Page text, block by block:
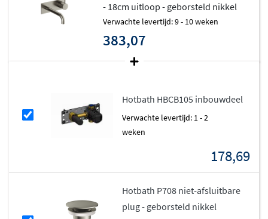
Deze kraan is ook plumber friendly
ontworpen. Dankzij
de innovatieve technieken van Hotbath kan de kraan
snel en eenvoudig worden geïnstalleerd, wat zorgt voor
tijd- en kostenbesparing. Dit maakt het product geliefd
Net als alle Hotbath-producten is de CB106EXT uitvoerig
gecontroleerd door de Belgische beroepsvereniging
hoogste normen op het gebied van drinkwaterveiligheid
en duurzaamheid, en het product is voorzien van het
Hydrocheck keuringscertificaat.
De kraan is ook perfect te combineren met andere
- 18cm uitloop - geborsteld nikkel
Verwachte levertijd: 9 - 10 weken
383,07
Hotbath HBCB105 inbouwdeel
Verwachte levertijd: 1 - 2
weken
178,69
Hotbath P708 niet-afsluitbare
plug - geborsteld nikkel